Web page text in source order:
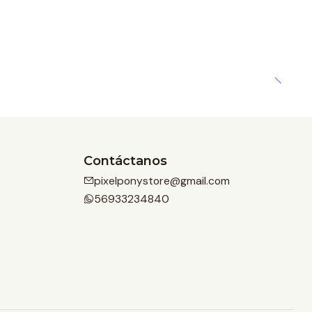
Contáctanos
pixelponystore@gmail.com
56933234840